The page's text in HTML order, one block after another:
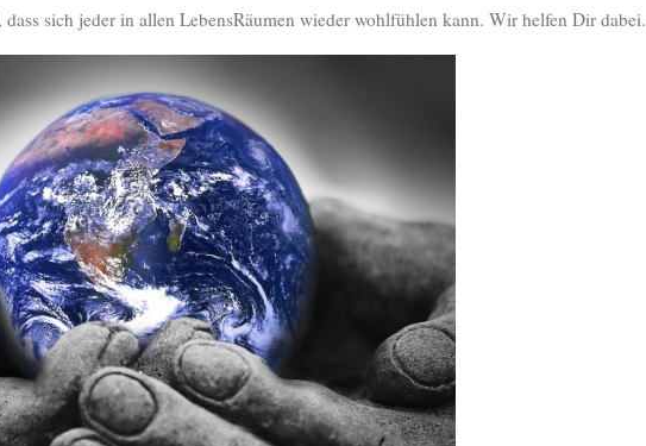
dass sich jeder in allen LebensRäumen wieder wohlfühlen kann. Wir helfen Dir dabei.